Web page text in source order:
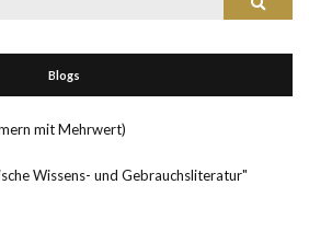
Blogs
mit Mehrwert)
Wissens- und Gebrauchsliteratur"